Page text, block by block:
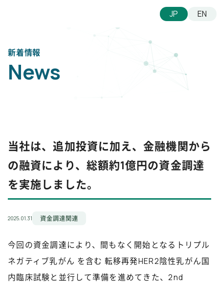
JP EN
News
当社は、追加投資に加え、金融機関から
の融資により、総額約1億円の資金調達
を実施しました。
2025.01.31 資金調達関連
今回の資金調達により、間もなく開始となるトリプル
ネガティブ乳がん を含む 転移再発HER2陰性乳がん国
内臨床試験と並行して準備を進めてきた、2nd